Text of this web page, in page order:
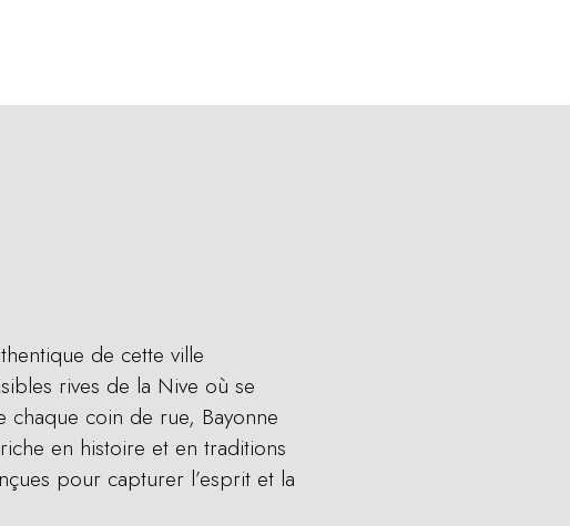
de cette ville
rives de la Nive où se
chaque coin de rue, Bayonne
en histoire et en traditions
pour capturer l’esprit et la